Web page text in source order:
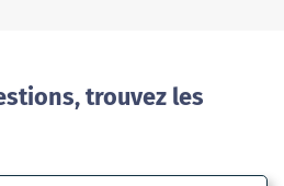
trouvez les